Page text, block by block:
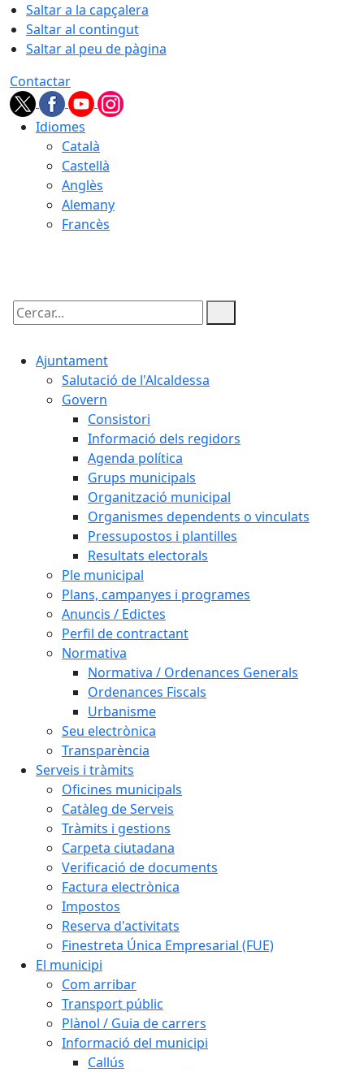
Saltar a la capçalera
Saltar al contingut
Saltar al peu de pàgina
Contactar
Idiomes
Català
Castellà
Anglès
Alemany
Francès
Cercar:
Ajuntament
Salutació de l'Alcaldessa
Govern
Consistori
Informació dels regidors
Agenda política
Grups municipals
Organització municipal
Organismes dependents o vinculats
Pressupostos i plantilles
Resultats electorals
Ple municipal
Plans, campanyes i programes
Anuncis / Edictes
Perfil de contractant
Normativa
Normativa / Ordenances Generals
Ordenances Fiscals
Urbanisme
Seu electrònica
Transparència
Serveis i tràmits
Oficines municipals
Catàleg de Serveis
Tràmits i gestions
Carpeta ciutadana
Verificació de documents
Factura electrònica
Impostos
Reserva d'activitats
Finestreta Única Empresarial (FUE)
El municipi
Com arribar
Transport públic
Plànol / Guia de carrers
Informació del municipi
Callús